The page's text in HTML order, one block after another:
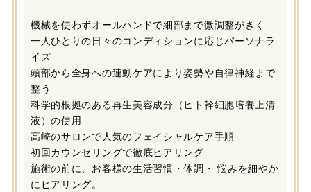
機械を使わずオールハンドで細部まで微調整がきく
一人ひとりの日々のコンディションに応じパーソナラ
イズ
頭部から全身への連動ケアにより姿勢や自律神経まで
整う
科学的根拠のある再生美容成分（ヒト幹細胞培養上清
液）の使用
高崎のサロンで人気のフェイシャルケア手順
初回カウンセリングで徹底ヒアリング
施術の前に、お客様の生活習慣・体調・ 悩みを細やか
にヒアリング。